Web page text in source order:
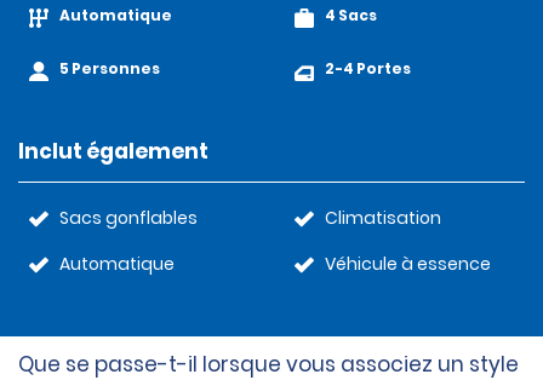
Automatique
5 Personnes
4 Sacs
2-4 Portes
Inclut également
Sacs gonflables
Automatique
Climatisation
Véhicule à essence
Que se passe-t-il lorsque vous associez un style